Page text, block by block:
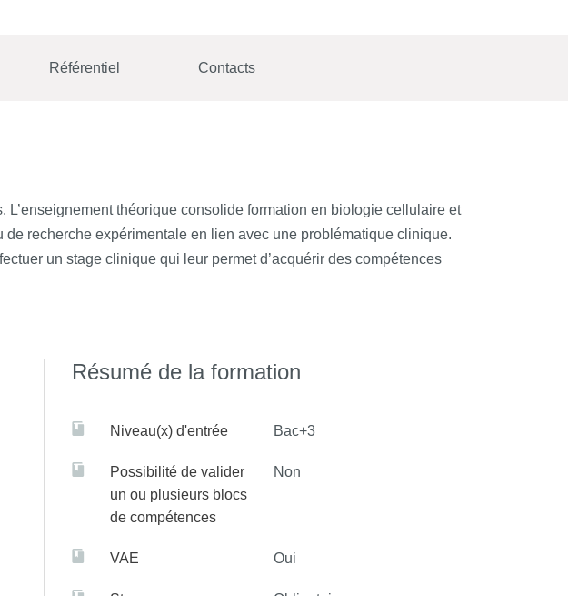
Référentiel Contacts
théorique consolide formation en biologie cellulaire et
recherche expérimentale en lien avec une problématique clinique.
un stage clinique qui leur permet d’acquérir des compétences
Résumé de la formation
Niveau(x) d'entrée Bac+3
Possibilité de valider
un ou plusieurs blocs
de compétences
Non
VAE Oui